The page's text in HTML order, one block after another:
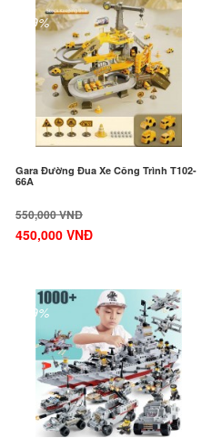
-19%
Gara Đường Đua Xe Công Trình T102-
66A
550,000 VNĐ
450,000 VNĐ
-29%